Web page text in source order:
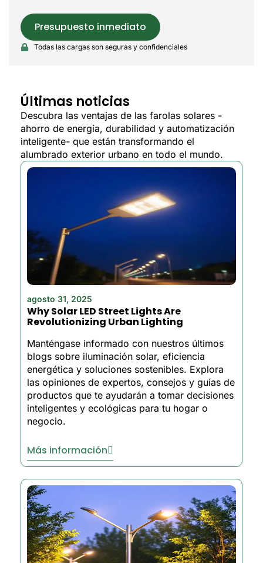
Presupuesto inmediato
Todas las cargas son seguras y confidenciales
Últimas noticias
Descubra las ventajas de las farolas solares -
ahorro de energía, durabilidad y automatización
inteligente- que están transformando el
alumbrado exterior urbano en todo el mundo.
agosto 31, 2025
Why Solar LED Street Lights Are
Revolutionizing Urban Lighting
Manténgase informado con nuestros últimos
blogs sobre iluminación solar, eficiencia
energética y soluciones sostenibles. Explora
las opiniones de expertos, consejos y guías de
productos que te ayudarán a tomar decisiones
inteligentes y ecológicas para tu hogar o
negocio.
Más información